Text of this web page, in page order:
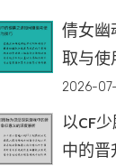
倩女幽
取与使
2026-
以CF
中的